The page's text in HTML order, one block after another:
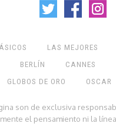
LAS MEJORES
BERLÍN CANNES
GLOBOS DE ORO OSCAR
son de exclusiva
el pensamiento ni la